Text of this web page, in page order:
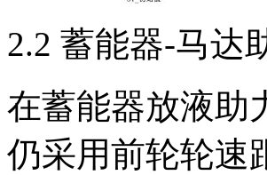
2.2 蓄能器-马达
在蓄能器放液助
仍采用前轮轮速